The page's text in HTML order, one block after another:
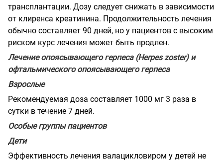
трансплантации. Дозу следует снижать в зависимости
от клиренса креатинина. Продолжительность лечения
обычно составляет 90 дней, но у пациентов с высоким
риском курс лечения может быть продлен.
Лечение опоясывающего герпеса (Herpes zoster) и
офтальмического опоясывающего герпеса
Взрослые
Рекомендуемая доза составляет 1000 мг 3 раза в
сутки в течение 7 дней.
Особые группы пациентов
Дети
Эффективность лечения валацикловиром у детей не